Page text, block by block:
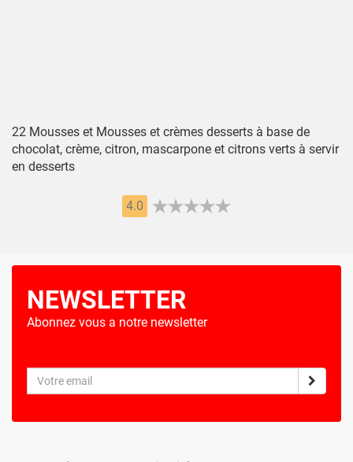
22 Mousses et Mousses et crèmes desserts à base de
chocolat, crème, citron, mascarpone et citrons verts à servir
en desserts
4.0
NEWSLETTER
Abonnez vous a notre newsletter